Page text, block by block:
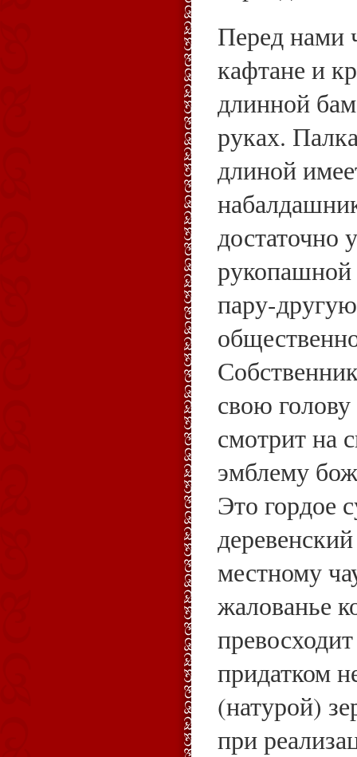
Перед нами
кафтане и
длинной
руках.
длиной
достаточно
рукопашной
пару-
свою
смотрит на
эмблему
Это гордое
местному
жалованье
придатком
(натурой)
при